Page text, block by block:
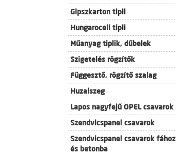
Gipszkarton tipli
Hungarocell tipli
Műanyag tiplik, dűbelek
Szigetelés rögzítők
Függesztő, rögzítő szalag
Huzalszeg
Lapos nagyfejű OPEL csavarok
Szendvicspanel csavarok
Szendvicspanel csavarok fához
és betonba